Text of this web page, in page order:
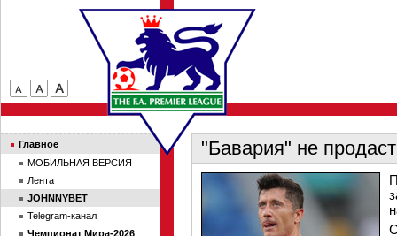
"Бавария" не
Главное
МОБИЛЬНАЯ ВЕРСИЯ
Лента
JOHNNYBET
Telegram-канал
Чемпионат Мира-2026